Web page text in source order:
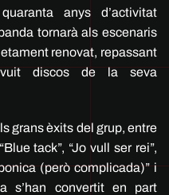
anys d’activitat
tornarà als escenaris
renovat, repassant
vuit discos de la seva
grans èxits del grup, entre
tack”, “Jo vull ser rei”,
(però complicada)” i
s’han convertit en part